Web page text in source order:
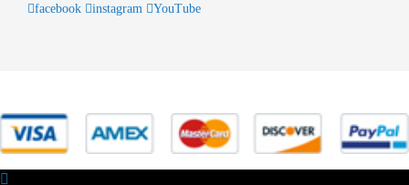
facebook instagram YouTube